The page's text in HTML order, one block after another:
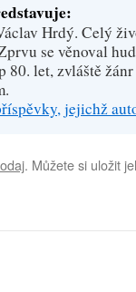
Hrdý. Celý
se věnoval
80. let, zvláště
jejichž
. Můžete si uložit